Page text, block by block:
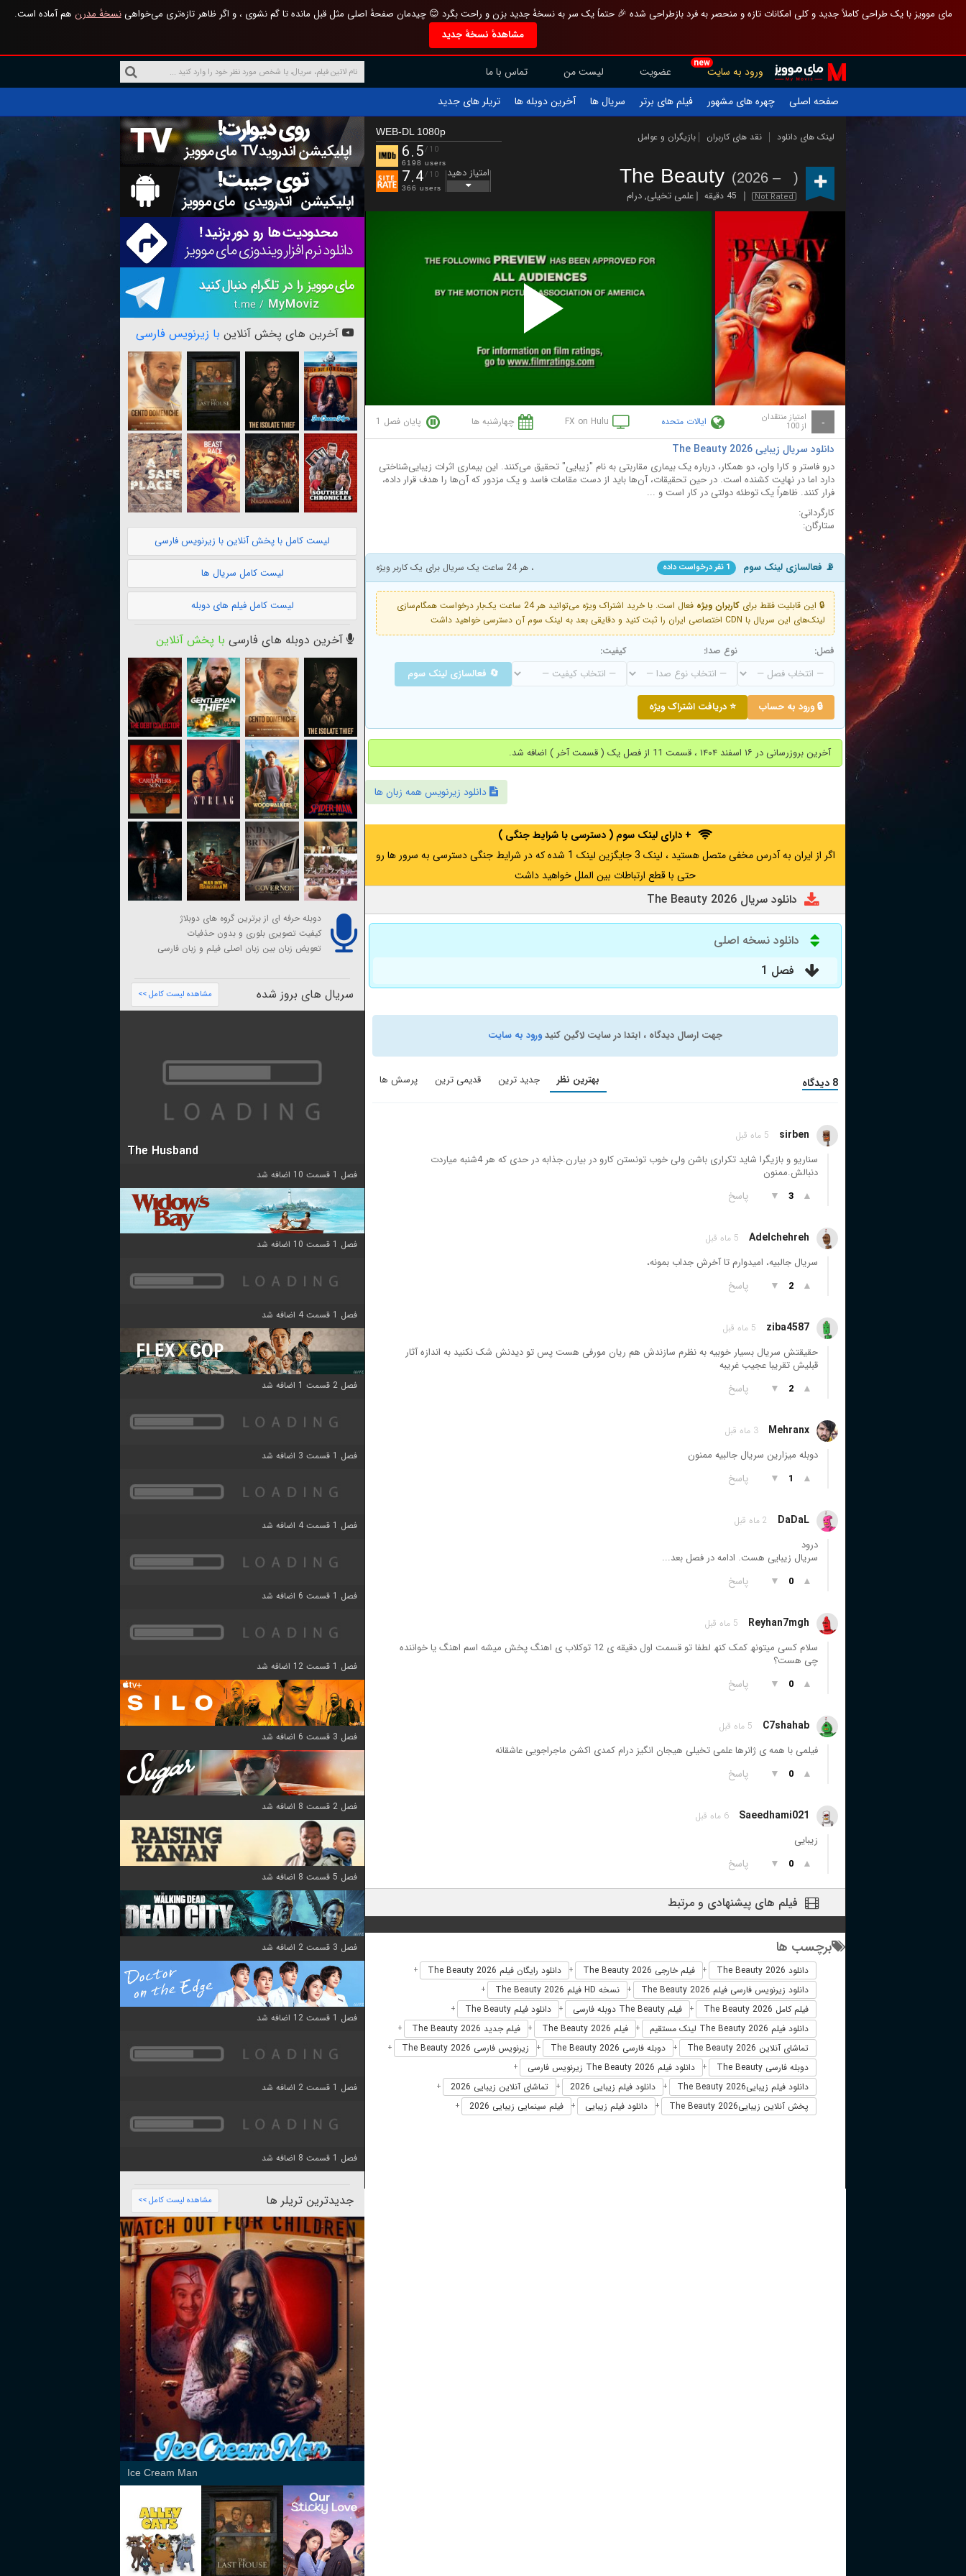
مای موویز با یک طراحی کاملاً جدید و کلی امکانات تازه و منحصر به فرد بازطراحی شده 🎉 حتماً یک سر به نسخهٔ جدید بزن و راحت بگرد 😊 چیدمان صفحهٔ اصلی مثل قبل مانده تا گم نشوی ، و اگر ظاهر تازه‌تری می‌خواهینسخهٔ مدرن هم آماده است.
مشاهدهٔ نسخهٔ جدید
new
ورود به سایت عضویت لیست من
تماس با ما
صفحه اصلی
چهره های مشهور فیلم های برتر سریال ها آخرین دوبله ها تریلر های جدید
لینک های دانلود نقد های کاربران بازیگران و عوامل
The Beauty (2026 – )
Not Rated 45 دقیقه علمی تخیلی,درام
WEB-DL 1080p
6.5/10
6198 users
7.4/10
366 users
امتیاز دهید
Play
Video
- امتیاز منتقدان
از 100 ایالات متحده FX on Hulu چهارشنبه ها پایان فصل 1
دانلود سریال زیبایی The Beauty 2026
درو فاستر و کارا وان، دو همکار، درباره یک بیماری مقاربتی به نام "زیبایی" تحقیق می‌کنند. این بیماری اثرات زیبایی‌شناختی
دارد اما در نهایت کشنده است. در حین تحقیقات، آن‌ها باید از دست مقامات فاسد و یک مزدور که آن‌ها را هدف قرار داده،
فرار کنند. ظاهراً یک توطئه دولتی در کار است و ...
کارگردانی:
ستارگان:
📡 فعالسازی لینک سوم 1 نفر درخواست داده ، هر 24 ساعت یک سریال برای یک کاربر ویژه
🔒 این قابلیت فقط برای کاربران ویژه
فعال است. با خرید اشتراک ویژه می‌توانید هر 24 ساعت یک‌بار درخواست همگام‌سازی
لینک‌های این سریال با CDN اختصاصی ایران را ثبت کنید و دقایقی بعد به لینک سوم آن دسترسی خواهید داشت
فصل: نوع صدا: کیفیت:
🔄 فعالسازی لینک سوم
🔒 ورود به حساب ⭐ دریافت اشتراک ویژه
آخرین بروزرسانی در ۱۶ اسفند ۱۴۰۴ ، قسمت 11 از فصل یک ( قسمت آخر ) اضافه شد.
دانلود زیرنویس همه زبان ها
+ دارای لینک سوم ( دسترسی با شرایط جنگی )
اگر از ایران به آدرس مخفی متصل هستید ، لینک 3 جایگزین لینک 1 شده که در شرایط جنگی دسترسی به سرور ها رو
حتی با قطع ارتباطات بین الملل خواهید داشت
دانلود سریال The Beauty 2026
دانلود نسخه اصلی
فصل 1
جهت ارسال دیدگاه ، ابتدا در سایت لاگین کنیدورود به سایت
8 دیدگاه بهترین نظر جدید ترین قدیمی ترین پرسش ها
sirben 5 ماه قبل
سناریو و بازیگرا شاید تکراری باشن ولی خوب تونستن کارو در بیارن.جذابه در حدی که هر 4شنبه میاردت
دنبالش.ممنون
▲
3
▼ پاسخ
Adelchehreh 5 ماه قبل
سریال جالبیه، امیدوارم تا آخرش جداب بمونه،
▲
2
▼ پاسخ
ziba4587 5 ماه قبل
حقیقتش سریال بسیار خوبیه به نظرم سازندش هم ریان مورفی هست پس تو دیدنش شک نکنید به اندازه آثار
قبلیش تقریبا عجیب غریبه
▲
2
▼ پاسخ
Mehranx 3 ماه قبل
دوبله میزارین سریال جالبیه ممنون
▲
1
▼ پاسخ
DaDaL 2 ماه قبل
درود
سریال زیبایی هست. ادامه در فصل بعد...
▲
0
▼ پاسخ
Reyhan7mgh 5 ماه قبل
سلام کسی میتونھ کمک کنھ لطفا تو قسمت اول دقیقه ی 12 توکلاب ی اھنگ پخش میشه اسم اھنگ یا خواننده
چی ھست؟
▲
0
▼ پاسخ
C7shahab 5 ماه قبل
فیلمی با همه ی ژانرها علمی تخیلی هیجان انگیز درام کمدی اکشن ماجراجویی عاشقانه
▲
0
▼ پاسخ
Saeedhami021 6 ماه قبل
زیبایی
▲
0
▼ پاسخ
فیلم های پیشنهادی و مرتبط
برچسب ها
دانلود The Beauty 2026 + فیلم خارجی The Beauty 2026 + دانلود رایگان فیلم The Beauty 2026 +
دانلود زیرنویس فارسی فیلم The Beauty 2026 + نسخه HD فیلم The Beauty 2026 +
فیلم کامل The Beauty 2026 + فیلم The Beauty دوبله فارسی + دانلود فیلم The Beauty +
دانلود فیلم The Beauty 2026 لینک مستقیم + فیلم The Beauty 2026 + فیلم جدید The Beauty 2026 +
تماشای آنلاین The Beauty 2026 + دوبله فارسی The Beauty 2026 + زیرنویس فارسی The Beauty 2026 +
دوبله فارسی The Beauty + دانلود فیلم The Beauty 2026 زیرنویس فارسی +
دانلود فیلم زیباییThe Beauty 2026 + دانلود فیلم زیبایی 2026 + تماشای آنلاین زیبایی 2026 +
پخش آنلاین زیباییThe Beauty 2026 + دانلود فیلم زیبایی + فیلم سینمایی زیبایی 2026 +
آخرین های پخش آنلاین با زیرنویس فارسی
لیست کامل با پخش آنلاین با زیرنویس فارسی
لیست کامل سریال ها
لیست کامل فیلم های دوبله
آخرین دوبله های فارسی با پخش آنلاین
دوبله حرفه ای از برترین گروه های دوبلاژ
کیفیت تصویری بلوری و بدون حذفیات
تعویض زبان بین زبان اصلی فیلم و زبان فارسی
سریال های بروز شده مشاهده لیست کامل >>
The Husband
فصل 1 قسمت 10 اضافه شد
فصل 1 قسمت 10 اضافه شد
فصل 1 قسمت 4 اضافه شد
فصل 2 قسمت 1 اضافه شد
فصل 1 قسمت 3 اضافه شد
فصل 1 قسمت 4 اضافه شد
فصل 1 قسمت 6 اضافه شد
فصل 1 قسمت 12 اضافه شد
فصل 3 قسمت 6 اضافه شد
فصل 2 قسمت 8 اضافه شد
فصل 5 قسمت 8 اضافه شد
فصل 3 قسمت 2 اضافه شد
فصل 1 قسمت 12 اضافه شد
فصل 1 قسمت 2 اضافه شد
فصل 1 قسمت 8 اضافه شد
جدیدترین تریلر ها مشاهده لیست کامل >>
Ice Cream Man